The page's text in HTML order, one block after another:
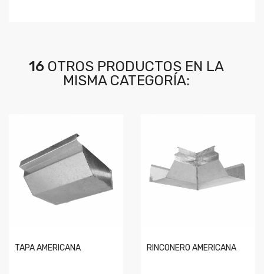
16OTROS PRODUCTOS EN LA
MISMA CATEGORÍA:
TAPA AMERICANA RINCONERO AMERICANA